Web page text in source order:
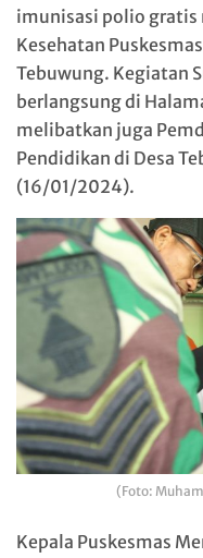
imunisasi polio gratis
Kesehatan
Tebuwung. Kegiatan
berlangsung di
melibatkan juga
Pendidikan di Desa
(16/01/2024).
(Foto:
Kepala Puskesmas